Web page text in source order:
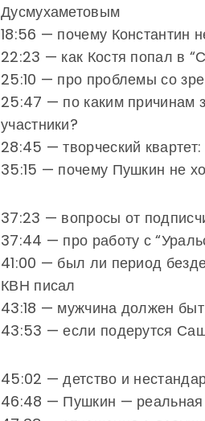
Дусмухаметовым
18:56 — почему Константин
22:23 — как Костя попал в
25:10 — про проблемы со
25:47 — по каким причинам
участники?
28:45 — творческий
35:15 — почему Пушкин не
37:23 — вопросы от
37:44 — про работу с
41:00 — был ли период
КВН писал
43:18 — мужчина должен
43:53 — если подерутся
45:02 — детство и
46:48 — Пушкин —